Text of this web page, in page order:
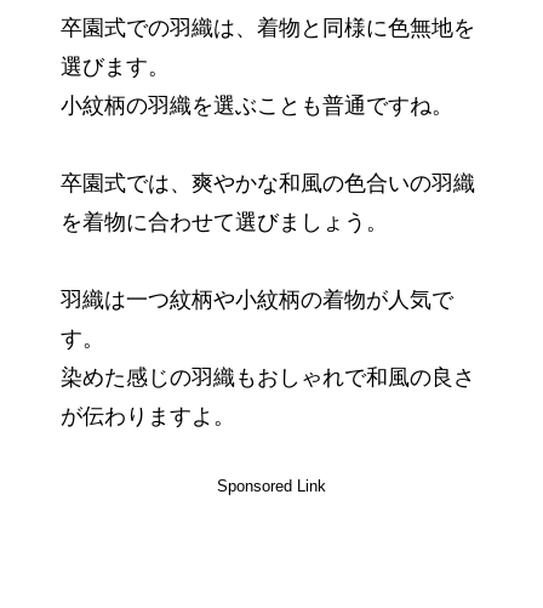
卒園式での羽織は、着物と同様に色無地を
選びます。
小紋柄の羽織を選ぶことも普通ですね。
卒園式では、爽やかな和風の色合いの羽織
を着物に合わせて選びましょう。
羽織は一つ紋柄や小紋柄の着物が人気で
す。
染めた感じの羽織もおしゃれで和風の良さ
が伝わりますよ。
Sponsored Link